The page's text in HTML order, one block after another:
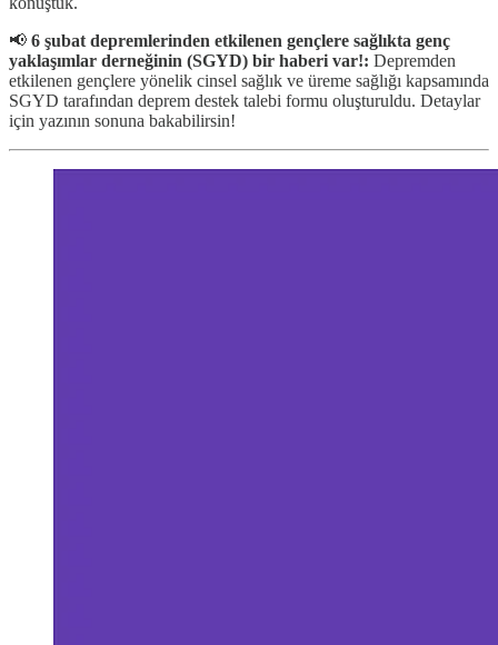
📢 6 şubat depremlerinden etkilenen gençlere sağlıkta genç
yaklaşımlar derneğinin (SGYD) bir haberi var!: Depremden
etkilenen gençlere yönelik cinsel sağlık ve üreme sağlığı kapsamında
SGYD tarafından deprem destek talebi formu oluşturuldu. Detaylar
için yazının sonuna bakabilirsin!